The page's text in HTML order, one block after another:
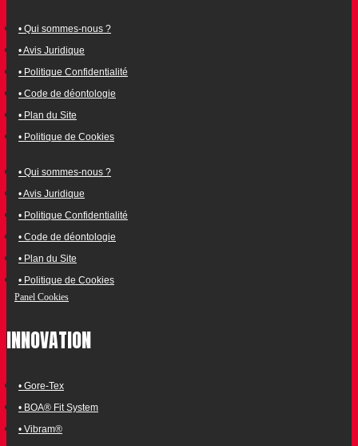
• Qui sommes-nous ?
• Avis Juridique
• Politique Confidentialité
• Code de déontologie
• Plan du Site
• Politique de Cookies
• Qui sommes-nous ?
• Avis Juridique
• Politique Confidentialité
• Code de déontologie
• Plan du Site
• Politique de Cookies
Panel Cookies
INNOVATION
• Gore-Tex
• BOA® Fit System
• Vibram®